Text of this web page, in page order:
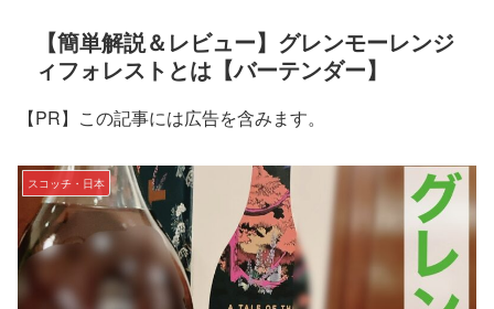
【簡単解説＆レビュー】グレンモーレンジ
ィフォレストとは【バーテンダー】
【PR】この記事には広告を含みます。
スコッチ・日本